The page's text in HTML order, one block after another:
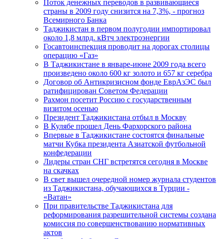
Поток денежных переводов в развивающиеся
страны в 2009 году снизится на 7,3%, - прогноз
Всемирного Банка
Таджикистан в первом полугодии импортировал
около 1,8 млрд. кВтч электроэнергии
Госавтоинспекция проводит на дорогах столицы
операцию «Газ»
В Таджикистане в январе-июне 2009 года всего
произведено около 600 кг золото и 657 кг серебра
Договор об Антикризисном фонде ЕврАзЭС был
ратифицирован Советом Федерации
Рахмон посетит Россию с государственным
визитом осенью
Президент Таджикистана отбыл в Москву
В Кулябе прошел День Фархорского района
Впервые в Таджикистане состоятся финальные
матчи Кубка президента Азиатской футбольной
конфедерации
Лидеры стран СНГ встретятся сегодня в Москве
на скачках
В свет вышел очередной номер журнала студентов
из Таджикистана, обучающихся в Турции -
«Ватан»
При правительстве Таджикистана для
реформирования разрешительной системы создана
комиссия по совершенствованию нормативных
актов